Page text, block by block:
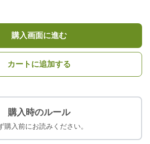
購入画面に進む
カートに追加する
購入時のルール
購入前にお読みください。